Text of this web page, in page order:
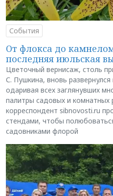
События
От флокса до
последняя июльская
Цветочный вернисаж, столь
С. Пушкина, вновь
одаривая всех заглянувших
палитры садовых и комнатных
корреспондент sibnovosti.ru
стендами, чтобы
садовниками флорой